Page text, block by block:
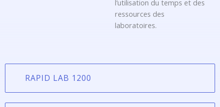
RAPID LAB 1200
l’utilisation du temps et des
ressources des
laboratoires.